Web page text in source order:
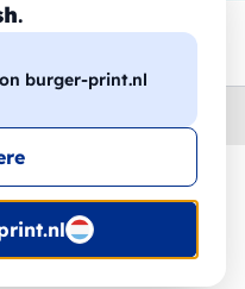
.
burger-print.nl